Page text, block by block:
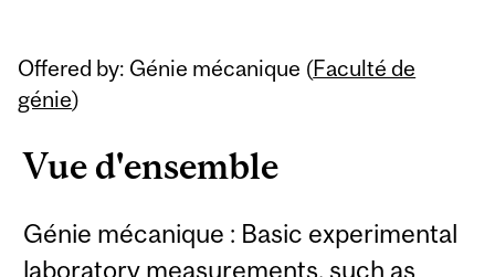
Offered by: Génie mécanique (Faculté de
génie)
Vue d'ensemble
Génie mécanique : Basic experimental
laboratory measurements, such as